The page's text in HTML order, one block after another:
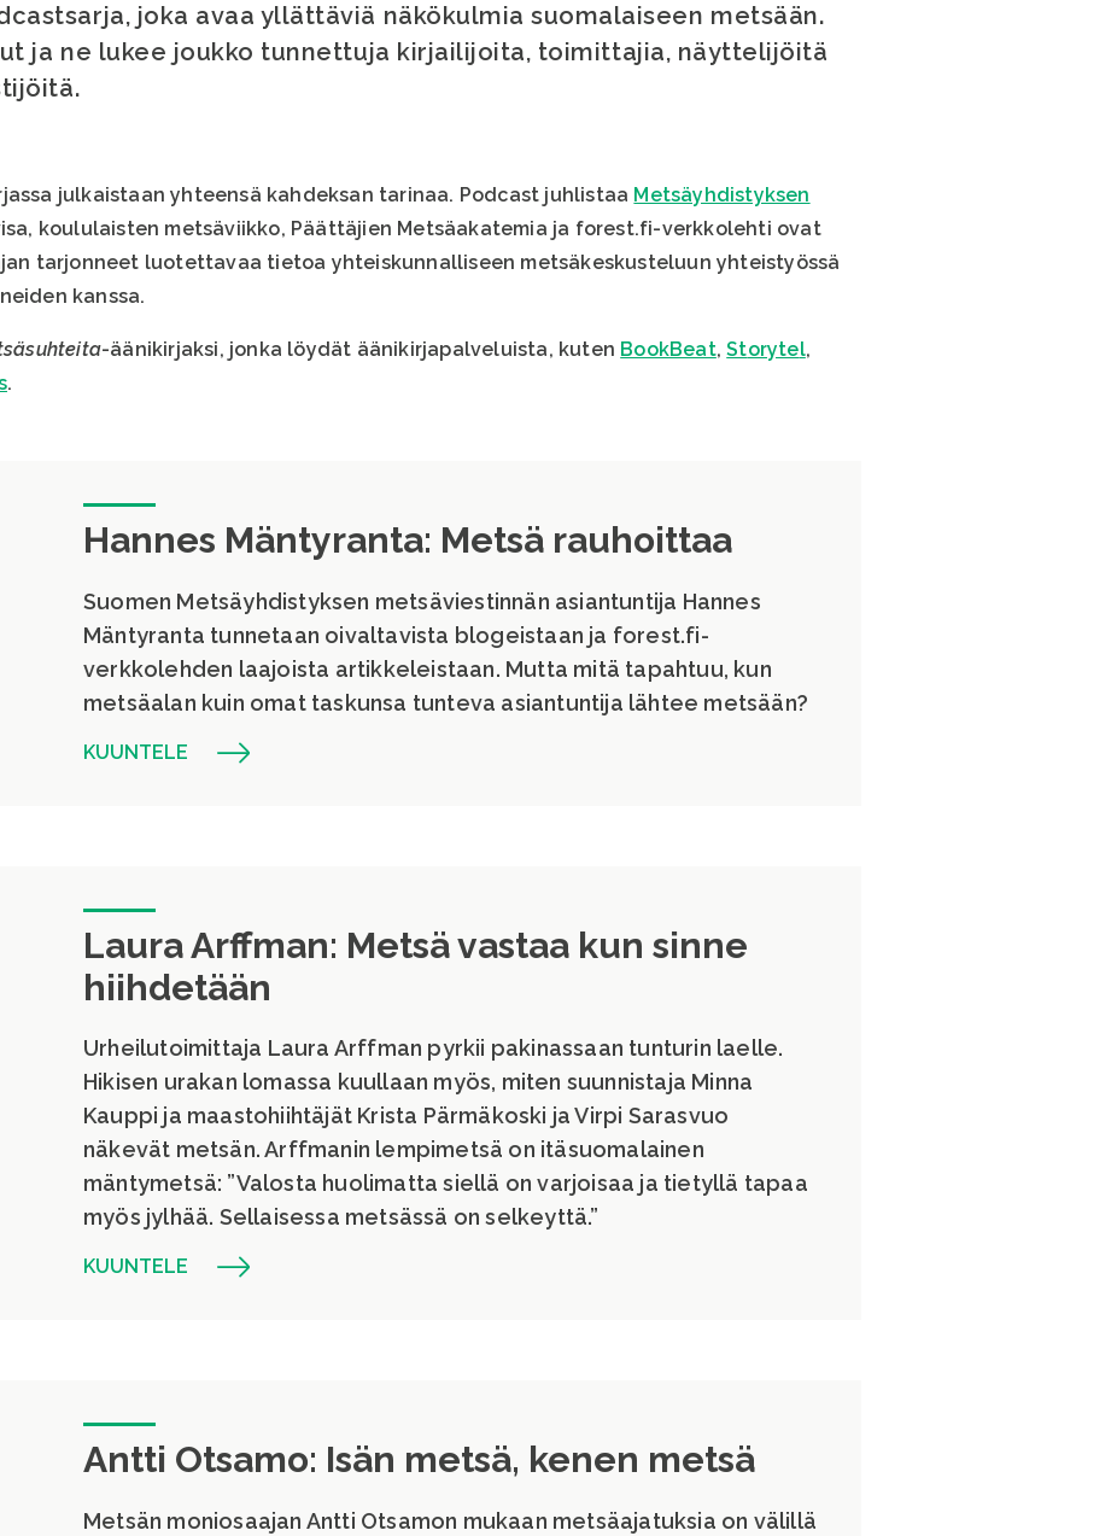
joka avaa yllättäviä näkökulmia suomalaiseen metsään.
ja ne lukee joukko tunnettuja kirjailijoita, toimittajia, näyttelijöitä
julkaistaan yhteensä kahdeksan tarinaa. Podcast juhlistaa Metsäyhdistyksen
koululaisten metsäviikko, Päättäjien Metsäakatemia ja forest.fi-verkkolehti ovat
tarjonneet luotettavaa tietoa yhteiskunnalliseen metsäkeskusteluun yhteistyössä
kanssa.
-äänikirjaksi, jonka löydät äänikirjapalveluista, kuten BookBeat,Storytel,
.
Hannes Mäntyranta: Metsä rauhoittaa
Suomen Metsäyhdistyksen metsäviestinnän asiantuntija Hannes
Mäntyranta tunnetaan oivaltavista blogeistaan ja forest.fi-
verkkolehden laajoista artikkeleistaan. Mutta mitä tapahtuu, kun
metsäalan kuin omat taskunsa tunteva asiantuntija lähtee metsään?
KUUNTELE
Laura Arffman: Metsä vastaa kun sinne
hiihdetään
Urheilutoimittaja Laura Arffman pyrkii pakinassaan tunturin laelle.
Hikisen urakan lomassa kuullaan myös, miten suunnistaja Minna
Kauppi ja maastohiihtäjät Krista Pärmäkoski ja Virpi Sarasvuo
näkevät metsän. Arffmanin lempimetsä on itäsuomalainen
mäntymetsä: ”Valosta huolimatta siellä on varjoisaa ja tietyllä tapaa
myös jylhää. Sellaisessa metsässä on selkeyttä.”
KUUNTELE
Antti Otsamo: Isän metsä, kenen metsä
Metsän moniosaajan Antti Otsamon mukaan metsäajatuksia on välillä